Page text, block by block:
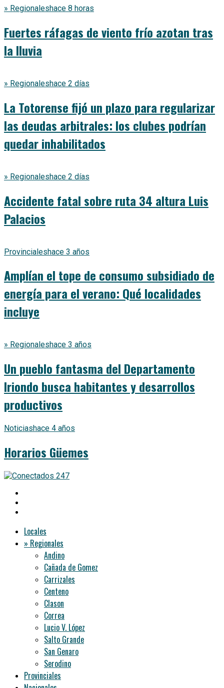
» Regionaleshace 8 horas
Fuertes ráfagas de viento frío azotan tras
la lluvia
» Regionaleshace 2 días
La Totorense fijó un plazo para regularizar
las deudas arbitrales: los clubes podrían
quedar inhabilitados
» Regionaleshace 2 días
Accidente fatal sobre ruta 34 altura Luis
Palacios
Provincialeshace 3 años
Amplían el tope de consumo subsidiado de
energía para el verano: Qué localidades
incluye
» Regionaleshace 3 años
Un pueblo fantasma del Departamento
Iriondo busca habitantes y desarrollos
productivos
Noticiashace 4 años
Horarios Güemes
Locales
» Regionales
Andino
Cañada de Gomez
Carrizales
Centeno
Clason
Correa
Lucio V. López
Salto Grande
San Genaro
Serodino
Provinciales